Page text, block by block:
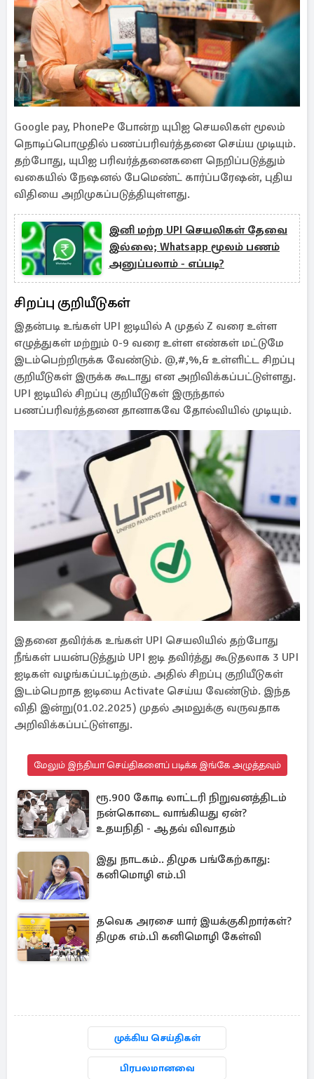
Google pay, PhonePe போன்ற யுபிஐ செயலிகள் மூலம்
நொடிப்பொழுதில் பணப்பரிவர்த்தனை செய்ய முடியும்.
தற்போது, யுபிஐ பரிவர்த்தனைகளை நெறிப்படுத்தும்
வகையில் நேஷனல் பேமெண்ட் கார்ப்பரேஷன், புதிய
விதியை அறிமுகப்படுத்தியுள்ளது.
இனி மற்ற UPI செயலிகள் தேவை
இல்லை; Whatsapp மூலம் பணம்
அனுப்பலாம் - எப்படி?
சிறப்பு குறியீடுகள்
இதன்படி உங்கள் UPI ஐடியில் A முதல் Z வரை உள்ள
எழுத்துகள் மற்றும் 0-9 வரை உள்ள எண்கள் மட்டுமே
இடம்பெற்றிருக்க வேண்டும். @,#,%,& உள்ளிட்ட சிறப்பு
குறியீடுகள் இருக்க கூடாது என அறிவிக்கப்பட்டுள்ளது.
UPI ஐடியில் சிறப்பு குறியீடுகள் இருந்தால்
பணப்பரிவர்த்தனை தானாகவே தோல்வியில் முடியும்.
இதனை தவிர்க்க உங்கள் UPI செயலியில் தற்போது
நீங்கள் பயன்படுத்தும் UPI ஐடி தவிர்த்து கூடுதலாக 3 UPI
ஐடிகள் வழங்கப்பட்டிற்கும். அதில் சிறப்பு குறியீடுகள்
இடம்பெறாத ஐடியை Activate செய்ய வேண்டும். இந்த
விதி இன்று(01.02.2025) முதல் அமலுக்கு வருவதாக
அறிவிக்கப்பட்டுள்ளது.
மேலும் இந்தியா செய்திகளைப் படிக்க இங்கே அழுத்தவும்
ரூ.900 கோடி லாட்டரி நிறுவனத்திடம்
நன்கொடை வாங்கியது ஏன்?
உதயநிதி - ஆதவ் விவாதம்
இது நாடகம்.. திமுக பங்கேற்காது:
கனிமொழி எம்.பி
தவெக அரசை யார் இயக்குகிறார்கள்?
திமுக எம்.பி கனிமொழி கேள்வி
முக்கிய செய்திகள்
பிரபலமானவை